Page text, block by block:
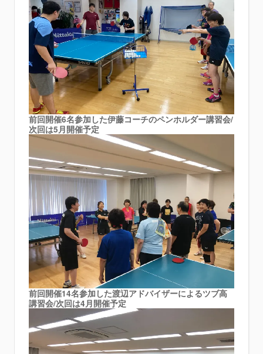
前回開催6名参加した伊藤コーチのペンホルダー講習会/
次回は5月開催予定
前回開催14名参加した渡辺アドバイザーによるツブ高
講習会/次回は4月開催予定